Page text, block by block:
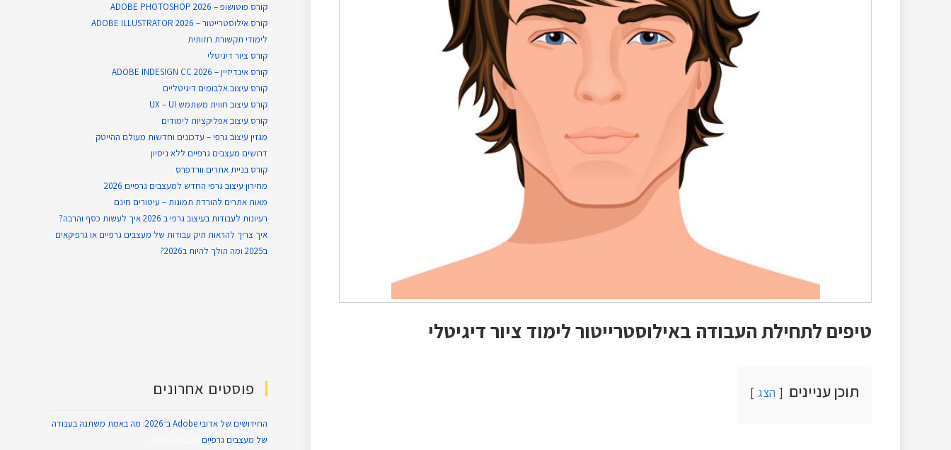
טיפים לתחילת העבודה באילוסטרייטור לימוד ציור דיגיטלי
תוכן עניינים הצג
קורס פוטושופ – ADOBE PHOTOSHOP 2026
קורס אילוסטרייטור – ADOBE ILLUSTRATOR 2026
לימודי תקשורת חזותית
קורס ציור דיגיטלי
קורס אינדיזיין – ADOBE INDESIGN CC 2026
קורס עיצוב אלבומים דיגיטליים
קורס עיצוב חווית משתמש UX – UI
קורס עיצוב אפליקציות לימודים
מגזין עיצוב גרפי – עדכונים וחדשות מעולם ההייטק
דרושים מעצבים גרפיים ללא ניסיון
קורס בניית אתרים וורדפרס
מחירון עיצוב גרפי החדש למעצבים גרפיים 2026
מאות אתרים להורדת תמונות – עיטורים חינם
רעיונות לעבודות בעיצוב גרפי ב 2026 איך לעשות כסף והרבה?
איך צריך להראות תיק עבודות של מעצבים גרפיים או גרפיקאים
ב2025 ומה הולך להיות ב2026?
פוסטים אחרונים
החידושים של אדובי Adobe ב־2026: מה באמת משתנה בעבודה
של מעצבים גרפיים